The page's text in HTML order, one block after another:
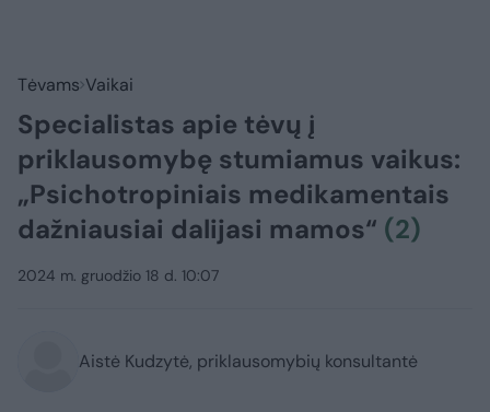
Tėvams Vaikai
Specialistas apie tėvų į
priklausomybę stumiamus vaikus:
„Psichotropiniais medikamentais
dažniausiai dalijasi mamos“ (2)
2024 m. gruodžio 18 d. 10:07
Aistė Kudzytė, priklausomybių konsultantė